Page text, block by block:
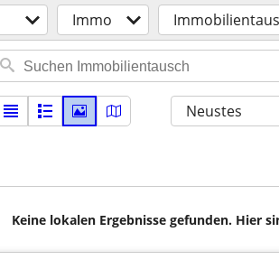
Immo
Neustes
Keine lokalen Ergebnisse gefunden. Hier